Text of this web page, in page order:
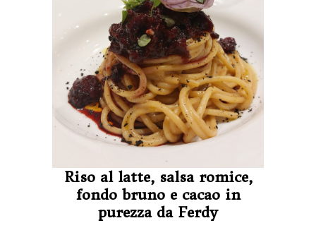
Riso al latte, salsa romice,
fondo bruno e cacao in
purezza da Ferdy